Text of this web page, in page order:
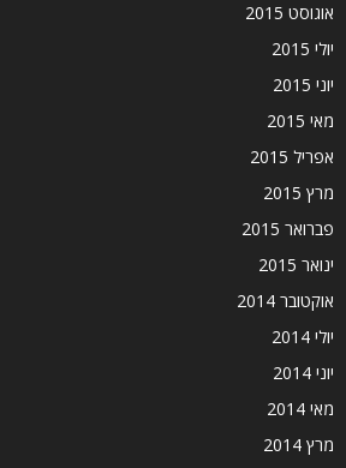
אוגוסט 2015
יולי 2015
יוני 2015
מאי 2015
אפריל 2015
מרץ 2015
פברואר 2015
ינואר 2015
אוקטובר 2014
יולי 2014
יוני 2014
מאי 2014
מרץ 2014